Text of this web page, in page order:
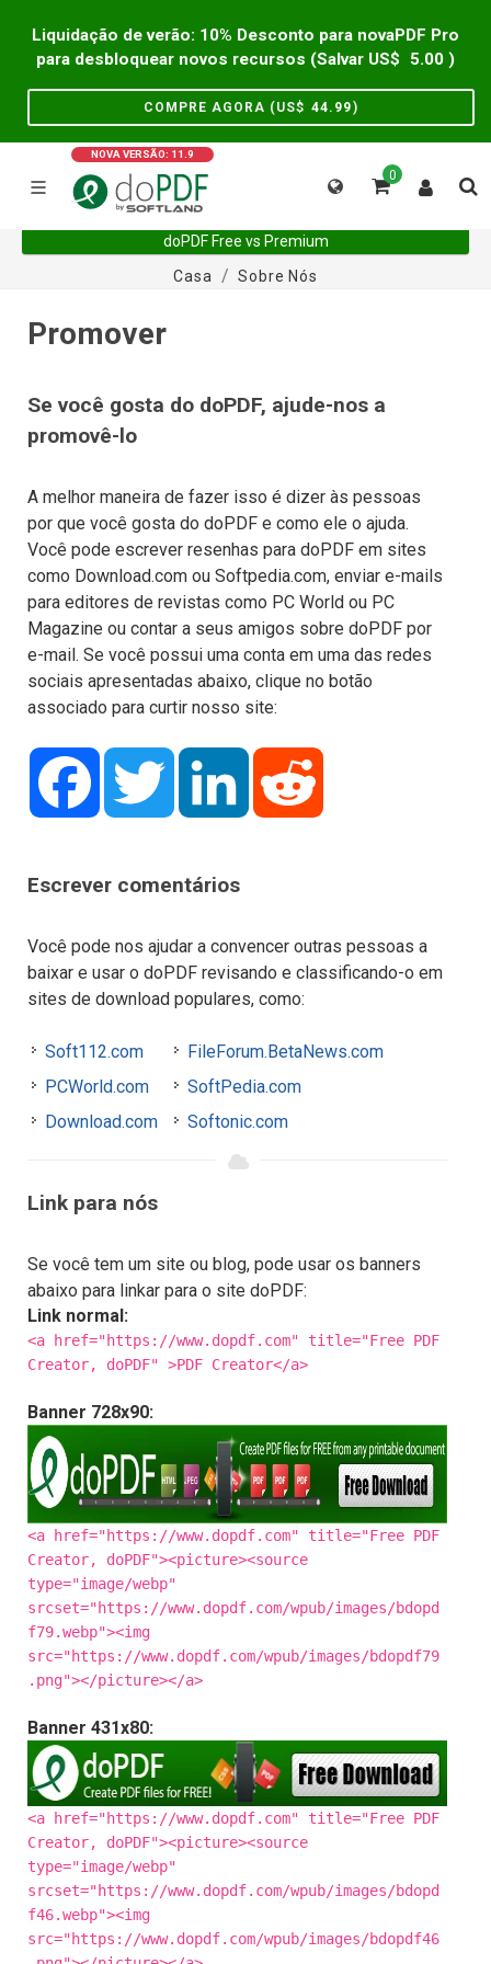
Liquidação de verão: 10% Desconto para novaPDF Pro
para desbloquear novos recursos (Salvar US$
5.00 )
COMPRE AGORA (US$ 44.99)
NOVA VERSÃO: 11.9
0
doPDF Free vs Premium
Casa
Sobre Nós
Promover
Se você gosta do doPDF, ajude-nos a
promovê-lo
A melhor maneira de fazer isso é dizer às pessoas
por que você gosta do doPDF e como ele o ajuda.
Você pode escrever resenhas para doPDF em sites
como Download.com ou Softpedia.com, enviar e-mails
para editores de revistas como PC World ou PC
Magazine ou contar a seus amigos sobre doPDF por
e-mail. Se você possui uma conta em uma das redes
sociais apresentadas abaixo, clique no botão
associado para curtir nosso site:
Facebook Twitter LinkedIn
Escrever comentários
Você pode nos ajudar a convencer outras pessoas a
baixar e usar o doPDF revisando e classificando-o em
sites de download populares, como:
Soft112.com
PCWorld.com
Download.com
FileForum.BetaNews.com
SoftPedia.com
Softonic.com
Link para nós
Se você tem um site ou blog, pode usar os banners
abaixo para linkar para o site doPDF:
Link normal:
<a href="https://www.dopdf.com" title="Free PDF
Creator, doPDF" >PDF Creator</a>
Banner 728x90:
<a href="https://www.dopdf.com" title="Free PDF
Creator, doPDF"><picture><source
type="image/webp"
srcset="https://www.dopdf.com/wpub/images/bdopd
f79.webp"><img
src="https://www.dopdf.com/wpub/images/bdopdf79
.png"></picture></a>
Banner 431x80:
<a href="https://www.dopdf.com" title="Free PDF
Creator, doPDF"><picture><source
type="image/webp"
srcset="https://www.dopdf.com/wpub/images/bdopd
f46.webp"><img
src="https://www.dopdf.com/wpub/images/bdopdf46